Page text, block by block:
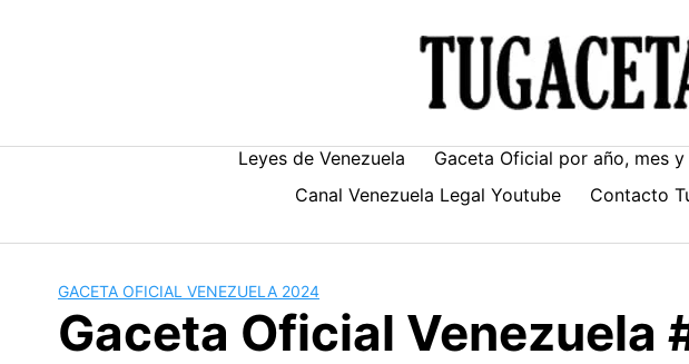
Leyes de Venezuela Gaceta Oficial por año, mes y
Canal Venezuela Legal Youtube
Contacto
GACETA OFICIAL VENEZUELA 2024
Gaceta Oficial